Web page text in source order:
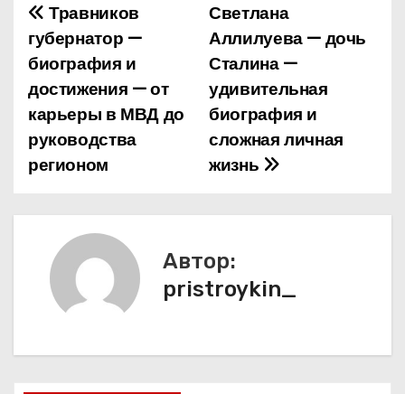
Н
а
в
и
г
а
п
Светлана
Аллилуева — дочь
Сталина —
удивительная
биография и
сложная личная
жизнь
Травников
губернатор —
биография и
достижения — от
карьеры в МВД до
руководства
регионом
Автор:
pristroykin_